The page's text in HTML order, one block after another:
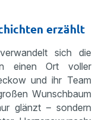
erzählt
sich die
einen Ort voller
und ihr Team
Wunschbaum
glänzt – sondern